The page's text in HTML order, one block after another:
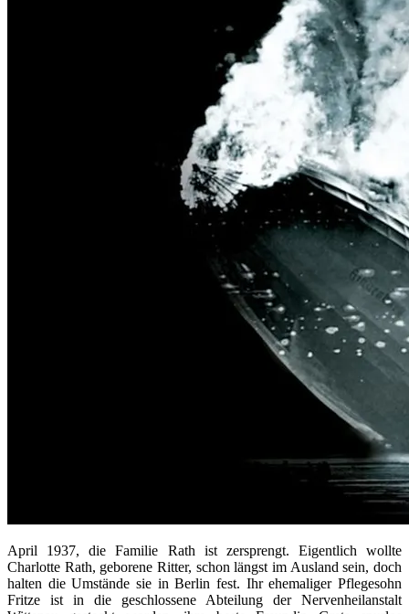
April 1937, die Familie Rath ist zersprengt. Eigentlich wollte
Charlotte Rath, geborene Ritter, schon längst im Ausland sein, doch
halten die Umstände sie in Berlin fest. Ihr ehemaliger Pflegesohn
Fritze ist in die geschlossene Abteilung der Nervenheilanstalt